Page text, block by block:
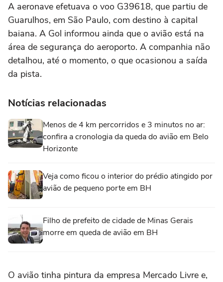
A aeronave efetuava o voo G39618, que partiu de
Guarulhos, em São Paulo, com destino à capital
baiana. A Gol informou ainda que o avião está na
área de segurança do aeroporto. A companhia não
detalhou, até o momento, o que ocasionou a saída
da pista.
Notícias relacionadas
Menos de 4 km percorridos e 3 minutos no ar:
confira a cronologia da queda do avião em Belo
Horizonte
Veja como ficou o interior do prédio atingido por
avião de pequeno porte em BH
Filho de prefeito de cidade de Minas Gerais
morre em queda de avião em BH
O avião tinha pintura da empresa Mercado Livre e,